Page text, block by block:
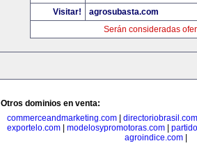
Visitar!
agrosubasta.com
Serán consideradas
Otros dominios en venta:
commerceandmarketing.com| directoriobrasil.com
exportelo.com
modelosypromotoras.com
agroindice.com